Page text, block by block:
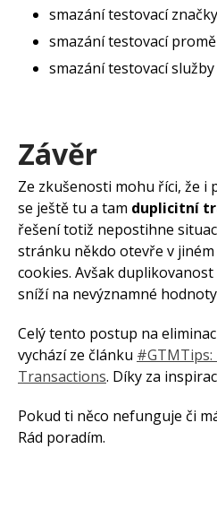
smazání testovací
smazání testovací
smazání testovací služby
Závěr
Ze zkušenosti mohu říci, že i
se ještě tu a tam duplicitní
řešení totiž nepostihne
stránku někdo otevře v
cookies. Avšak
sníží na nevýznamné
Celý tento postup na
vychází ze článku #GTMTips:
Transactions. Díky za
Pokud ti něco nefunguje či
Rád poradím.